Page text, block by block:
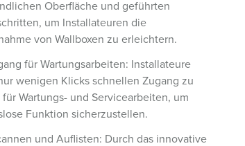
Oberfläche und geführten
um Installateuren die
von Wallboxen zu erleichtern.
für Wartungsarbeiten: Installateure
wenigen Klicks schnellen Zugang zu
für Wartungs- und Servicearbeiten, um
Funktion sicherzustellen.
und Auflisten: Durch das innovative